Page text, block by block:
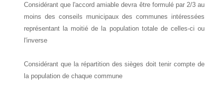
Considérant que l'accord amiable devra être formulé par 2/3 au
moins des conseils municipaux des communes intéressées
représentant la moitié de la population totale de celles-ci ou
l'inverse
Considérant que la répartition des sièges doit tenir compte de
la population de chaque commune